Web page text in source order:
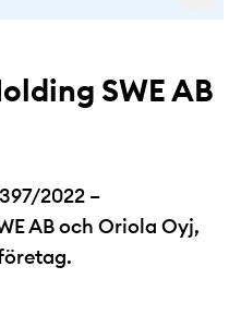
SWE AB
2022 –
AB och Oriola Oyj,